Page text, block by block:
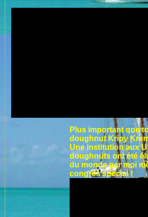
Plus important que
doughnut Kripy
Une institution aux
doughnuts ont été
du monde par moi
congrès spécial !